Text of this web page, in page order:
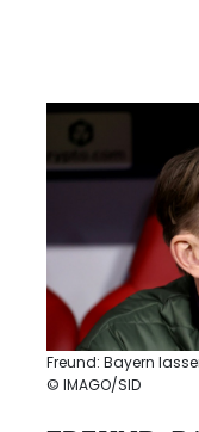
Freund: Bayern
© IMAGO/SID